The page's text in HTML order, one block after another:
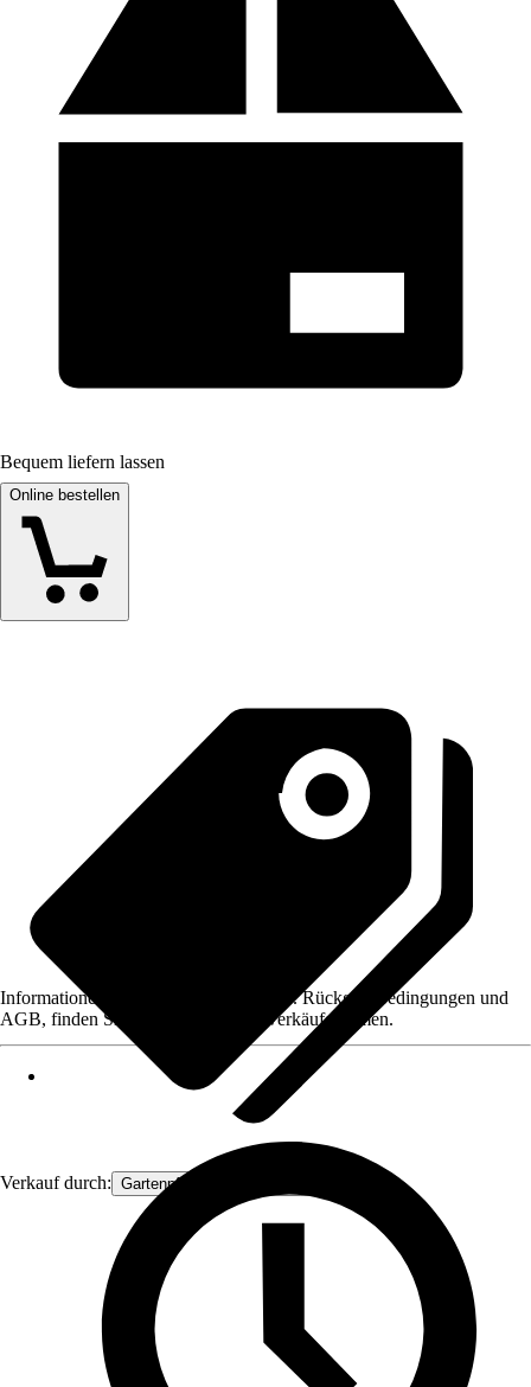
Bequem liefern lassen
Online bestellen
Verkauf durch: Gartenpflanzen Ammerland
Informationen des Verkäufers, wie z. B. Rückgabebedingungen und
AGB, finden Sie bei Klick auf den Verkäufernamen.